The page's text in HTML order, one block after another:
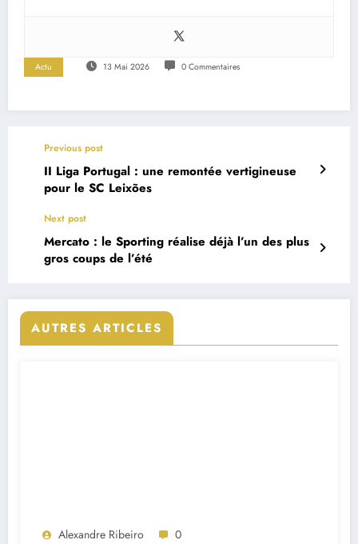
Actu 13 Mai 2026 0 Commentaires
Previous post
II Liga Portugal : une remontée vertigineuse
pour le SC Leixões
Next post
Mercato : le Sporting réalise déjà l’un des plus
gros coups de l’été
AUTRES ARTICLES
Alexandre Ribeiro 0